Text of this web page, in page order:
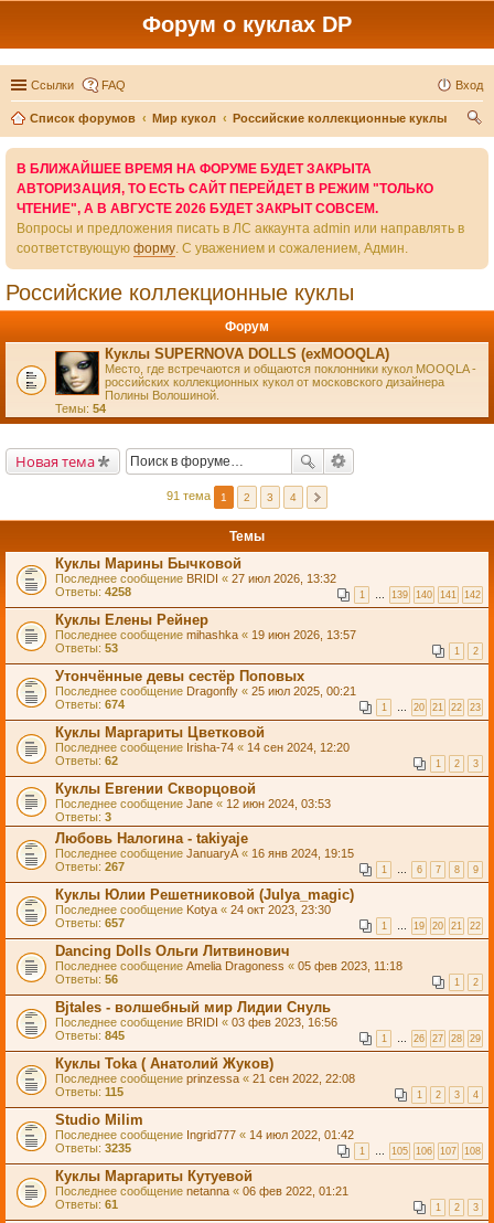
Форум о куклах DP
Ссылки FAQ Вход
Список форумов Мир кукол
Российские коллекционные куклы
В БЛИЖАЙШЕЕ ВРЕМЯ НА ФОРУМЕ БУДЕТ ЗАКРЫТА
АВТОРИЗАЦИЯ, ТО ЕСТЬ САЙТ ПЕРЕЙДЕТ В РЕЖИМ "ТОЛЬКО
ЧТЕНИЕ", А В АВГУСТЕ 2026 БУДЕТ ЗАКРЫТ СОВСЕМ.
Вопросы и предложения писать в ЛС аккаунта admin или направлять в
соответствующую форму. С уважением и сожалением, Админ.
Российские коллекционные куклы
Форум
Куклы SUPERNOVA DOLLS (exMOOQLA)
Место, где встречаются и общаются поклонники кукол MOOQLA -
российских коллекционных кукол от московского дизайнера
Полины Волошиной.
Темы: 54
Новая тема
91 тема 1 2 3 4
Темы
Куклы Марины Бычковой
Последнее сообщение BRIDI « 27 июл 2026, 13:32
Ответы: 4258 1 … 139 140 141 142
Куклы Елены Рейнер
Последнее сообщение mihashka « 19 июн 2026, 13:57
Ответы: 53 1 2
Утончённые девы сестёр Поповых
Последнее сообщение Dragonfly « 25 июл 2025, 00:21
Ответы: 674 1 … 20 21 22 23
Куклы Маргариты Цветковой
Последнее сообщение Irisha-74 « 14 сен 2024, 12:20
Ответы: 62 1 2 3
Куклы Евгении Скворцовой
Последнее сообщение Jane « 12 июн 2024, 03:53
Ответы: 3
Любовь Налогина - takiyaje
Последнее сообщение JanuaryA « 16 янв 2024, 19:15
Ответы: 267 1 … 6 7 8 9
Куклы Юлии Решетниковой (Julya_magic)
Последнее сообщение Kotya « 24 окт 2023, 23:30
Ответы: 657 1 … 19 20 21 22
Dancing Dolls Ольги Литвинович
Последнее сообщение Amelia Dragoness « 05 фев 2023, 11:18
Ответы: 56 1 2
Bjtales - волшебный мир Лидии Снуль
Последнее сообщение BRIDI « 03 фев 2023, 16:56
Ответы: 845 1 … 26 27 28 29
Куклы Toka ( Анатолий Жуков)
Последнее сообщение prinzessa « 21 сен 2022, 22:08
Ответы: 115 1 2 3 4
Studio Milim
Последнее сообщение Ingrid777 « 14 июл 2022, 01:42
Ответы: 3235 1 … 105 106 107 108
Куклы Маргариты Кутуевой
Последнее сообщение netanna « 06 фев 2022, 01:21
Ответы: 61 1 2 3